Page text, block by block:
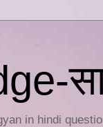
in hindi